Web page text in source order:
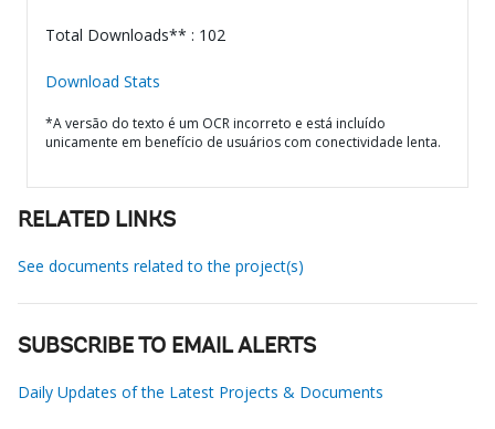
Total Downloads** : 102
Download Stats
*A versão do texto é um OCR incorreto e está incluído
unicamente em benefício de usuários com conectividade lenta.
RELATED LINKS
See documents related to the project(s)
SUBSCRIBE TO EMAIL ALERTS
Daily Updates of the Latest Projects & Documents